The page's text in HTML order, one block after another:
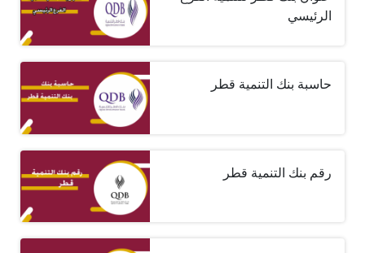
الرئيسي
حاسبة بنك التنمية قطر
رقم بنك التنمية قطر